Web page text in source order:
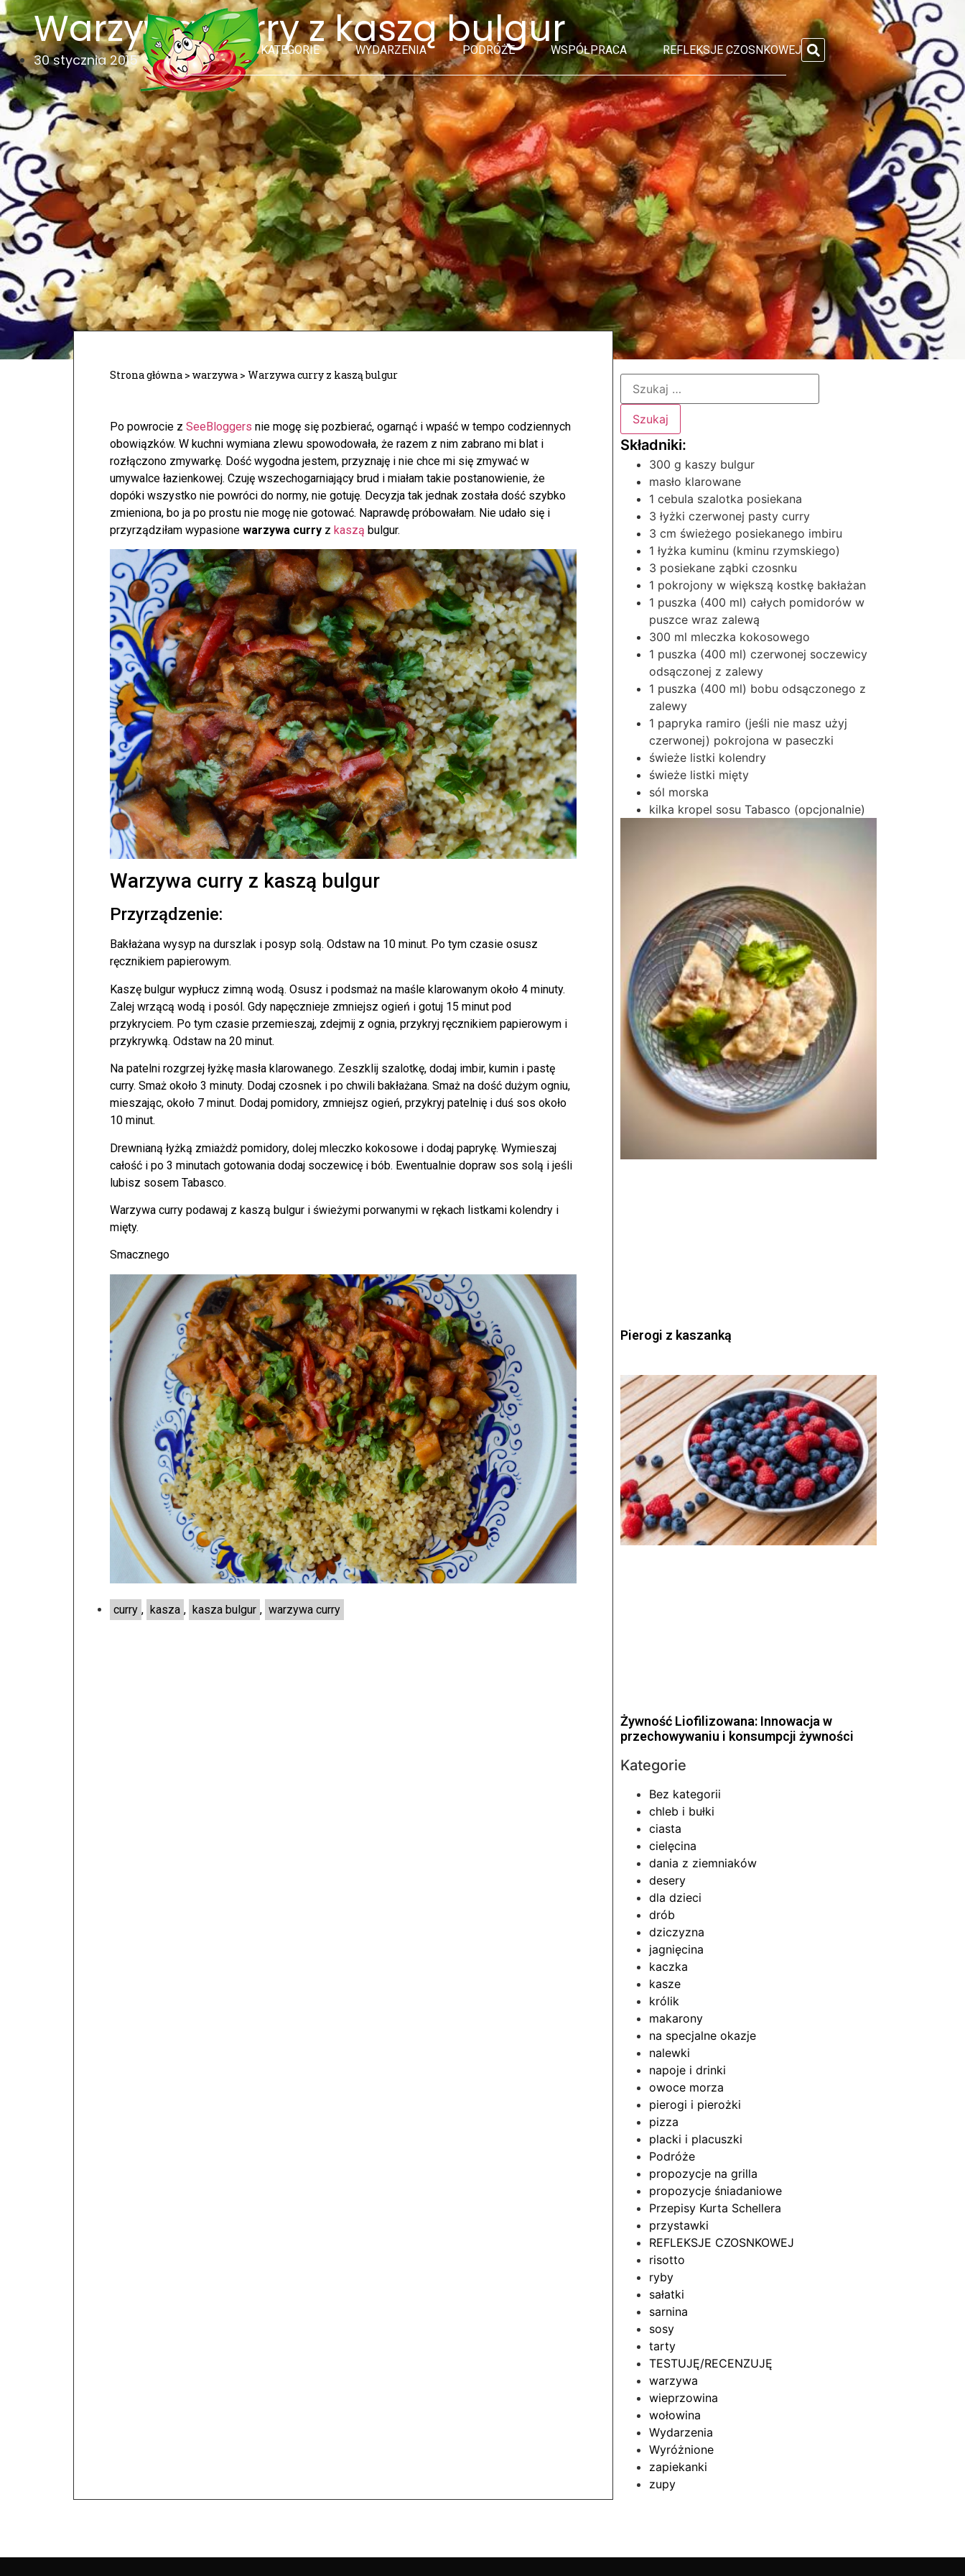
KATEGORIE WYDARZENIA PODRÓŻE WSPÓŁPRACA REFLEKSJE CZOSNKOWEJ
Warzywa curry z kaszą bulgur
30 stycznia 2015
Strona główna > warzywa > Warzywa curry z kaszą bulgur
Po powrocie z SeeBloggers nie mogę się pozbierać, ogarnąć i wpaść w tempo codziennych
obowiązków. W kuchni wymiana zlewu spowodowała, że razem z nim zabrano mi blat i
rozłączono zmywarkę. Dość wygodna jestem, przyznaję i nie chce mi się zmywać w
umywalce łazienkowej. Czuję wszechogarniający brud i miałam takie postanowienie, że
dopóki wszystko nie powróci do normy, nie gotuję. Decyzja tak jednak została dość szybko
zmieniona, bo ja po prostu nie mogę nie gotować. Naprawdę próbowałam. Nie udało się i
przyrządziłam wypasione warzywa curry z kaszą bulgur.
Warzywa curry z kaszą bulgur
Przyrządzenie:
Bakłażana wysyp na durszlak i posyp solą. Odstaw na 10 minut. Po tym czasie osusz
ręcznikiem papierowym.
Kaszę bulgur wypłucz zimną wodą. Osusz i podsmaż na maśle klarowanym około 4 minuty.
Zalej wrzącą wodą i posól. Gdy napęcznieje zmniejsz ogień i gotuj 15 minut pod
przykryciem. Po tym czasie przemieszaj, zdejmij z ognia, przykryj ręcznikiem papierowym i
przykrywką. Odstaw na 20 minut.
Na patelni rozgrzej łyżkę masła klarowanego. Zeszklij szalotkę, dodaj imbir, kumin i pastę
curry. Smaż około 3 minuty. Dodaj czosnek i po chwili bakłażana. Smaż na dość dużym ogniu,
mieszając, około 7 minut. Dodaj pomidory, zmniejsz ogień, przykryj patelnię i duś sos około
10 minut.
Drewnianą łyżką zmiażdż pomidory, dolej mleczko kokosowe i dodaj paprykę. Wymieszaj
całość i po 3 minutach gotowania dodaj soczewicę i bób. Ewentualnie dopraw sos solą i jeśli
lubisz sosem Tabasco.
Warzywa curry podawaj z kaszą bulgur i świeżymi porwanymi w rękach listkami kolendry i
mięty.
Smacznego
curry , kasza , kasza bulgur , warzywa curry
300 g kaszy bulgur
masło klarowane
1 cebula szalotka posiekana
3 łyżki czerwonej pasty curry
3 cm świeżego posiekanego imbiru
1 łyżka kuminu (kminu rzymskiego)
3 posiekane ząbki czosnku
1 pokrojony w większą kostkę bakłażan
1 puszka (400 ml) całych pomidorów w
puszce wraz zalewą
300 ml mleczka kokosowego
1 puszka (400 ml) czerwonej soczewicy
odsączonej z zalewy
1 puszka (400 ml) bobu odsączonego z
zalewy
1 papryka ramiro (jeśli nie masz użyj
czerwonej) pokrojona w paseczki
świeże listki kolendry
świeże listki mięty
sól morska
kilka kropel sosu Tabasco (opcjonalnie)
Pierogi z kaszanką
Żywność Liofilizowana: Innowacja w
przechowywaniu i konsumpcji żywności
Kategorie
Bez kategorii
chleb i bułki
ciasta
cielęcina
dania z ziemniaków
desery
dla dzieci
drób
dziczyzna
jagnięcina
kaczka
kasze
królik
makarony
na specjalne okazje
nalewki
napoje i drinki
owoce morza
pierogi i pierożki
pizza
placki i placuszki
Podróże
propozycje na grilla
propozycje śniadaniowe
Przepisy Kurta Schellera
przystawki
REFLEKSJE CZOSNKOWEJ
risotto
ryby
sałatki
sarnina
sosy
tarty
TESTUJĘ/RECENZUJĘ
warzywa
wieprzowina
wołowina
Wydarzenia
Wyróżnione
zapiekanki
zupy